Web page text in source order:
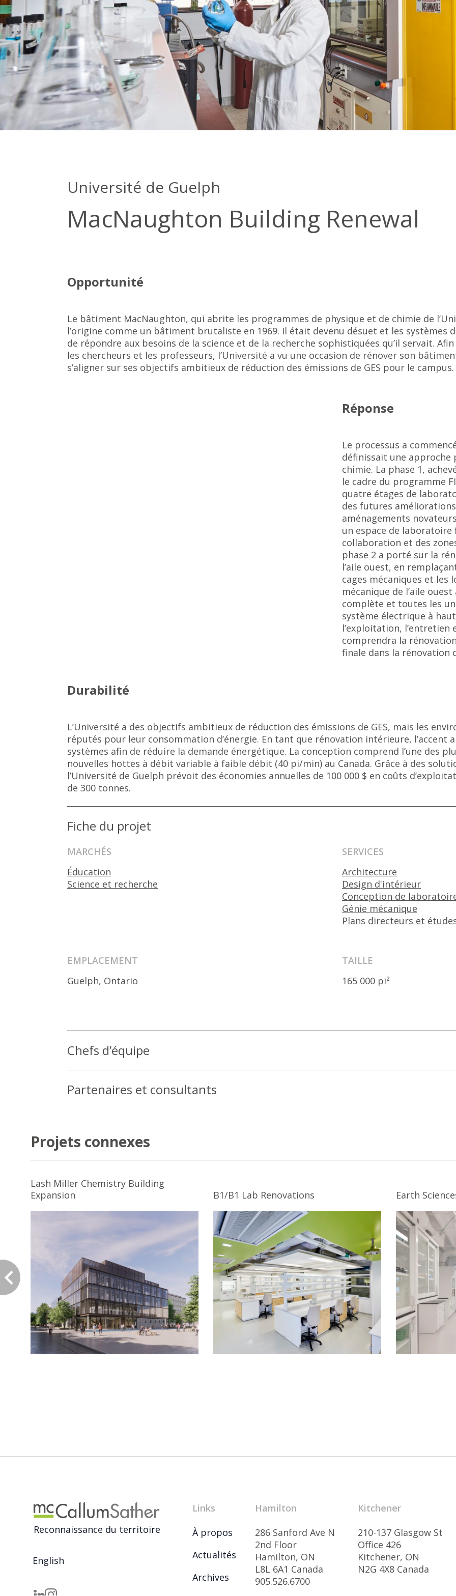
Université de Guelph
MacNaughton Building Renewal
Opportunité
Le bâtiment MacNaughton, qui abrite les programmes de physique et de chimie de
l’origine comme un bâtiment brutaliste en 1969. Il était devenu désuet et les systèmes
de répondre aux besoins de la science et de la recherche sophistiquées qu’il servait.
les chercheurs et les professeurs, l’Université a vu une occasion de rénover son
s’aligner sur ses objectifs ambitieux de réduction des émissions de GES pour le campus.
Réponse
Le processus a
définissait une approche
chimie. La phase 1,
le cadre du programme
quatre étages de
des futures
aménagements
un espace de
collaboration et des
phase 2 a porté sur la
l’aile ouest, en
cages mécaniques et les
mécanique de l’aile
complète et toutes les
système électrique à
l’exploitation,
comprendra la
finale dans la rénovation
Durabilité
L’Université a des objectifs ambitieux de réduction des émissions de GES, mais les
réputés pour leur consommation d’énergie. En tant que rénovation intérieure, l’accent
systèmes afin de réduire la demande énergétique. La conception comprend l’une des
nouvelles hottes à débit variable à faible débit (40 pi/min) au Canada. Grâce à des
l’Université de Guelph prévoit des économies annuelles de 100 000 $ en coûts
de 300 tonnes.
Fiche du projet
MARCHÉS
Éducation
Science et recherche
SERVICES
Architecture
Design d'intérieur
Conception de
Génie mécanique
Plans directeurs et
EMPLACEMENT
Guelph, Ontario
TAILLE
165 000 pi²
Chefs d’équipe
Partenaires et consultants
Projets connexes
Lash Miller Chemistry Building
Expansion
B1/B1 Lab Renovations Earth
Reconnaissance du territoire
English
Links
À propos
Actualités
Archives
Hamilton
286 Sanford Ave N
2nd Floor
Hamilton, ON
L8L 6A1 Canada
905.526.6700
Kitchener
210-137 Glasgow St
Office 426
Kitchener, ON
N2G 4X8 Canada